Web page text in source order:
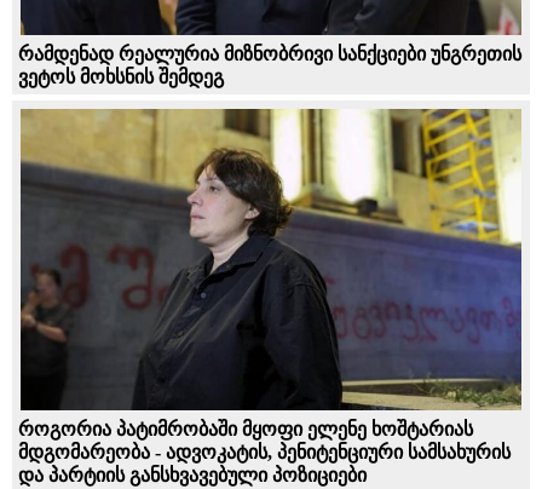
რამდენად რეალურია მიზნობრივი სანქციები უნგრეთის
ვეტოს მოხსნის შემდეგ
როგორია პატიმრობაში მყოფი ელენე ხოშტარიას
მდგომარეობა - ადვოკატის, პენიტენციური სამსახურის
და პარტიის განსხვავებული პოზიციები